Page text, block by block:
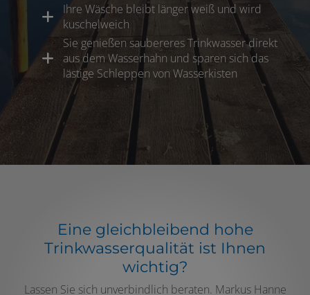
Ihre Wäsche bleibt länger weiß und wird
kuschelweich
Sie genießen saubereres Trinkwasser direkt
aus dem Wasserhahn und sparen sich das
lästige Schleppen von Wasserkisten
Eine gleichbleibend hohe
Trinkwasserqualität ist Ihnen
wichtig?
Lassen Sie sich unverbindlich beraten. Markus Hanne